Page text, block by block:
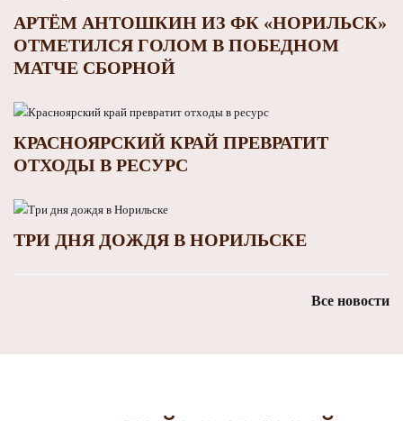
АРТЁМ АНТОШКИН ИЗ ФК «НОРИЛЬСК»
ОТМЕТИЛСЯ ГОЛОМ В ПОБЕДНОМ
МАТЧЕ СБОРНОЙ
КРАСНОЯРСКИЙ КРАЙ ПРЕВРАТИТ
ОТХОДЫ В РЕСУРС
ТРИ ДНЯ ДОЖДЯ В НОРИЛЬСКЕ
Все новости